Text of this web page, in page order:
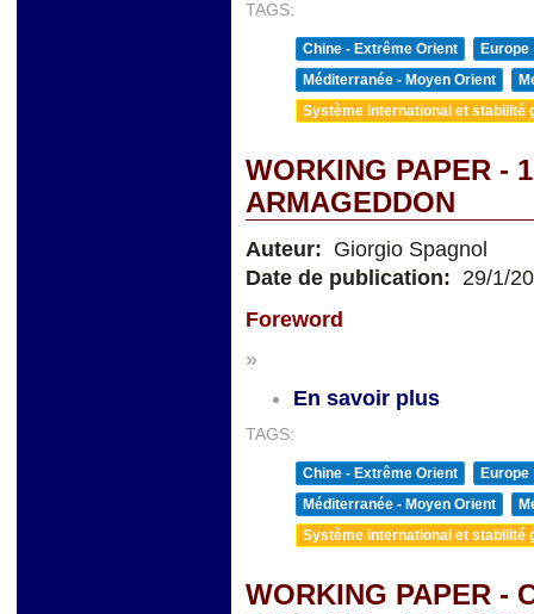
TAGS:
Chine - Extrême Orient
Europe
Méditerranée - Moyen Orient
Système international et stabilité
WORKING PAPER -
ARMAGEDDON
Auteur: Giorgio Spagnol
Date de publication: 29/1/
Foreword
»
En savoir plus
TAGS:
Chine - Extrême Orient
Europe
Méditerranée - Moyen Orient
Système international et stabilité
WORKING PAPER -